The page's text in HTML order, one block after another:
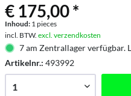
€ 175,00 *
Inhoud: 1 pieces
incl. BTW. excl. verzendkosten
7 am Zentrallager verfügbar.
Artikelnr.: 493992